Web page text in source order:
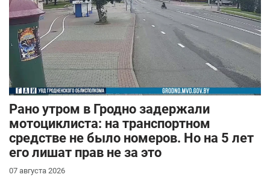
Рано утром в Гродно задержали
мотоциклиста: на транспортном
средстве не было номеров. Но на 5 лет
его лишат прав не за это
07 августа 2026